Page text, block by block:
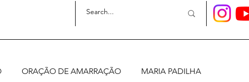
ORAÇÃO DE AMARRAÇÃO MARIA PADILHA